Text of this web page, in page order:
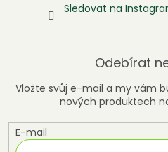
Sledovat na
Odebírat
Vložte svůj e-mail a my vám
nových produktech
E-mail